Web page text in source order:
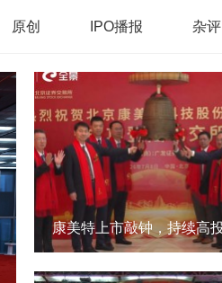
原创 IPO播报 杂评